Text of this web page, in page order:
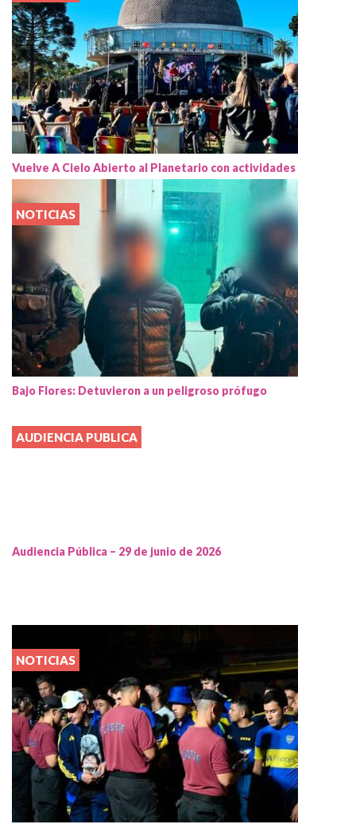
Vuelve A Cielo Abierto al Planetario con actividades
NOTICIAS
Bajo Flores: Detuvieron a un peligroso prófugo
AUDIENCIA PUBLICA
Audiencia Pública – 29 de junio de 2026
NOTICIAS